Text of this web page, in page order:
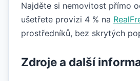
Najděte si nemovitost přímo
ušetřete provizi 4 % na
prostředníků, bez skrytých
Zdroje a další